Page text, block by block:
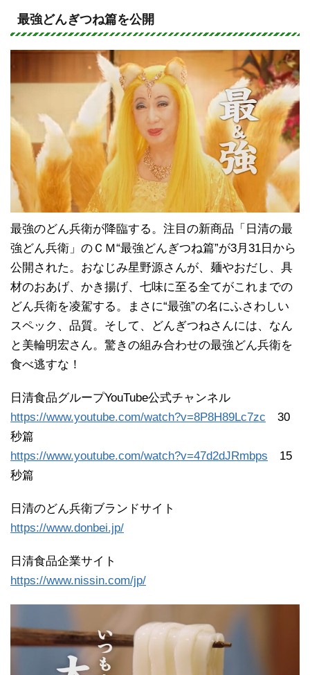
e
c
e
b
o
o
k
最強どんぎつね篇を公開
最強のどん兵衛が降臨する。注目の新商品「日清の最
強どん兵衛」のＣＭ“最強どんぎつね篇”が3月31日から
公開された。おなじみ星野源さんが、麺やおだし、具
材のおあげ、かき揚げ、七味に至る全てがこれまでの
どん兵衛を凌駕する。まさに“最強”の名にふさわしい
スペック、品質。そして、どんぎつねさんには、なん
と美輪明宏さん。驚きの組み合わせの最強どん兵衛を
食べ逃すな！
日清食品グループYouTube公式チャンネル
https://www.youtube.com/watch?v=8P8H89Lc7zc 30
秒篇
https://www.youtube.com/watch?v=47d2dJRmbps 15
秒篇
日清のどん兵衛ブランドサイト
https://www.donbei.jp/
日清食品企業サイト
https://www.nissin.com/jp/